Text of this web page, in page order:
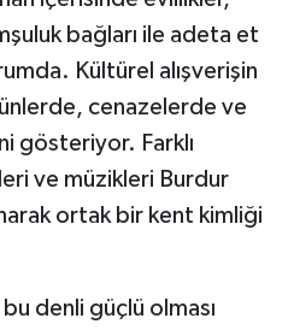
bağları ile adeta et
Kültürel alışverişin
cenazelerde ve
gösteriyor. Farklı
ve müzikleri Burdur
ortak bir kent kimliği
denli güçlü olması